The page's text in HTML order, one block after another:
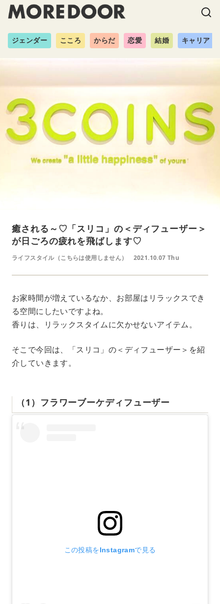
ジェンダー こころ からだ 恋愛 結婚 キャリア
癒される～♡「スリコ」の＜ディフューザー＞
が日ごろの疲れを飛ばします♡
ライフスタイル（こちらは使用しません） 2021.10.07 Thu
お家時間が増えているなか、お部屋はリラックスでき
る空間にしたいですよね。
香りは、リラックスタイムに欠かせないアイテム。
そこで今回は、「スリコ」の＜ディフューザー＞を紹
介していきます。
（1）フラワーブーケディフューザー
この投稿をInstagramで見る